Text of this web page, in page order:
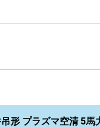
形 プラズマ空清 5